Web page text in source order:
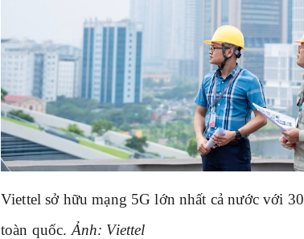
Viettel sở hữu mạng 5G lớn nhất cả nước với
toàn quốc. Ảnh: Viettel